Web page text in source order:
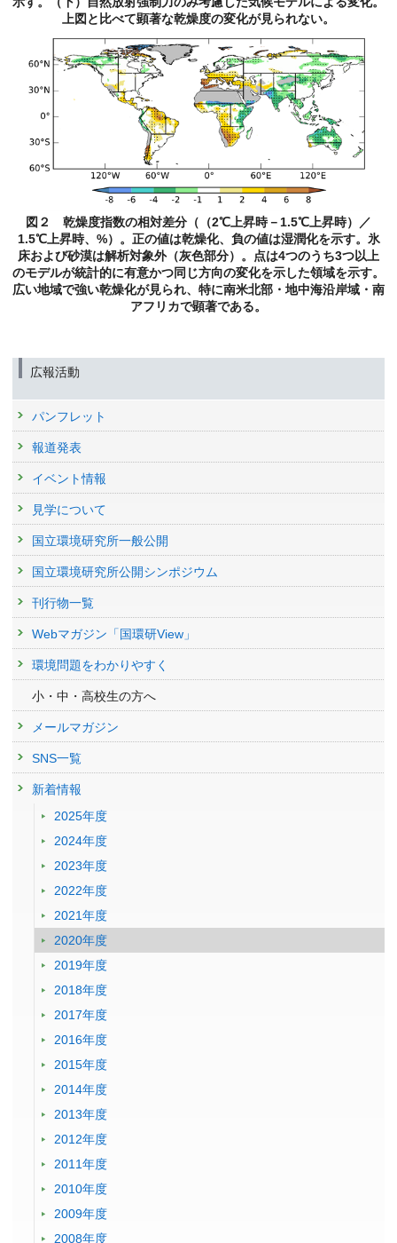
上図と比べて顕著な乾燥度の変化が見られない。
図２ 乾燥度指数の相対差分（（2℃上昇時－1.5℃上昇時）／
1.5℃上昇時、%）。正の値は乾燥化、負の値は湿潤化を示す。氷
床および砂漠は解析対象外（灰色部分）。点は4つのうち3つ以上
のモデルが統計的に有意かつ同じ方向の変化を示した領域を示す。
広い地域で強い乾燥化が見られ、特に南米北部・地中海沿岸域・南
アフリカで顕著である。
広報活動
パンフレット
報道発表
イベント情報
見学について
国立環境研究所一般公開
国立環境研究所公開シンポジウム
刊行物一覧
Webマガジン「国環研View」
環境問題をわかりやすく
小・中・高校生の方へ
メールマガジン
SNS一覧
新着情報
2025年度
2024年度
2023年度
2022年度
2021年度
2020年度
2019年度
2018年度
2017年度
2016年度
2015年度
2014年度
2013年度
2012年度
2011年度
2010年度
2009年度
2008年度